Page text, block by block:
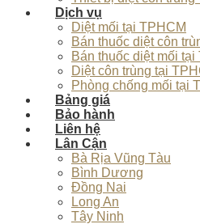
Dịch vụ
Diệt mối tại TPHCM
Bán thuốc diệt côn
Bán thuốc diệt mối tại
Diệt côn trùng tại
Phòng chống mối tại
Bảng giá
Bảo hành
Liên hệ
Lân Cận
Bà Rịa Vũng Tàu
Bình Dương
Đồng Nai
Long An
Tây Ninh